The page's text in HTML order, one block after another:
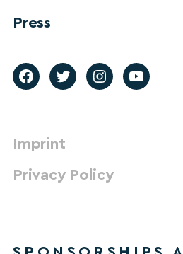
Press
Imprint
Privacy Policy